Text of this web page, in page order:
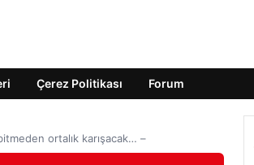
Çerez Politikası Forum
ortalık karışacak… –